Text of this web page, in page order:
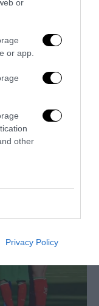
or
or app.
other
Privacy Policy
dell’umanità